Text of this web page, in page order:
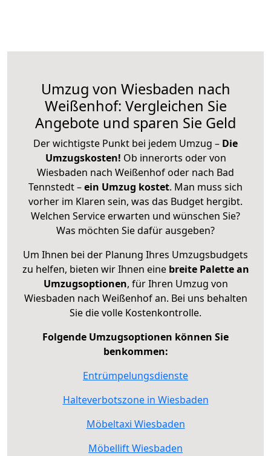
Umzug von Wiesbaden nach
Weißenhof: Vergleichen Sie
Angebote und sparen Sie Geld
Der wichtigste Punkt bei jedem Umzug – Die
Umzugskosten! Ob innerorts oder von
Wiesbaden nach Weißenhof oder nach Bad
Tennstedt –ein Umzug kostet. Man muss sich
vorher im Klaren sein, was das Budget hergibt.
Welchen Service erwarten und wünschen Sie?
Was möchten Sie dafür ausgeben?
Um Ihnen bei der Planung Ihres Umzugsbudgets
zu helfen, bieten wir Ihnen eine breite Palette an
Umzugsoptionen, für Ihren Umzug von
Wiesbaden nach Weißenhof an. Bei uns behalten
Sie die volle Kostenkontrolle.
Folgende Umzugsoptionen können Sie
benkommen:
Entrümpelungsdienste
Halteverbotszone in Wiesbaden
Möbeltaxi Wiesbaden
Möbellift Wiesbaden